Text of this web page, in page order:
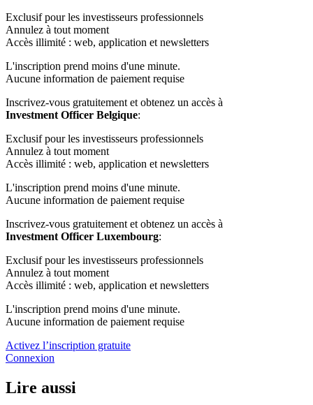
Exclusif pour les investisseurs professionnels
Annulez à tout moment
Accès illimité : web, application et newsletters
L'inscription prend moins d'une minute.
Aucune information de paiement requise
Inscrivez-vous gratuitement et obtenez un accès à
Investment Officer Belgique:
Exclusif pour les investisseurs professionnels
Annulez à tout moment
Accès illimité : web, application et newsletters
L'inscription prend moins d'une minute.
Aucune information de paiement requise
Inscrivez-vous gratuitement et obtenez un accès à
Investment Officer Luxembourg:
Exclusif pour les investisseurs professionnels
Annulez à tout moment
Accès illimité : web, application et newsletters
L'inscription prend moins d'une minute.
Aucune information de paiement requise
Activez l’inscription gratuite
Connexion
Lire aussi